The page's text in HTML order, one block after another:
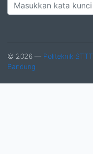
© 2026 — Politeknik STTT
Bandung